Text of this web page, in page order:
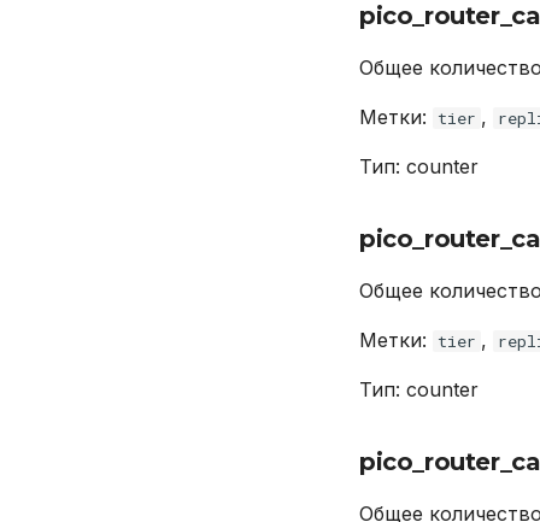
Общее
Метки: tier ,
Тип: counter
Общее
Метки: tier ,
Тип: counter
Общее